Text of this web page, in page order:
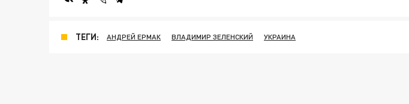
ТЕГИ: АНДРЕЙ ЕРМАК ВЛАДИМИР ЗЕЛЕНСКИЙ УКРАИНА